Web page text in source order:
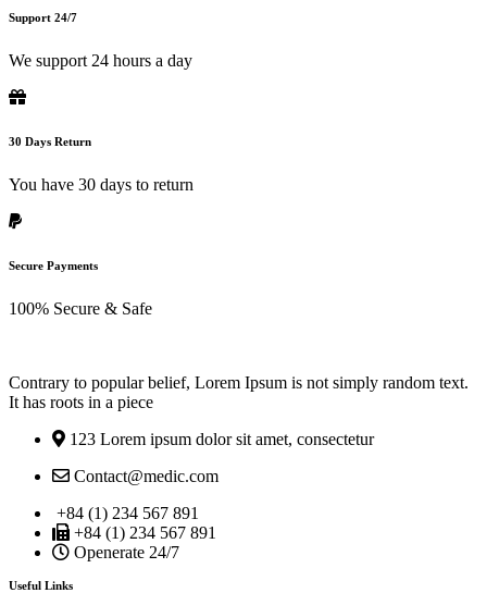
Support 24/7
We support 24 hours a day
30 Days Return
You have 30 days to return
Secure Payments
100% Secure & Safe
Contrary to popular belief, Lorem Ipsum is not simply random text.
It has roots in a piece
123 Lorem ipsum dolor sit amet, consectetur
Contact@medic.com
+84 (1) 234 567 891
+84 (1) 234 567 891
Openerate 24/7
Useful Links